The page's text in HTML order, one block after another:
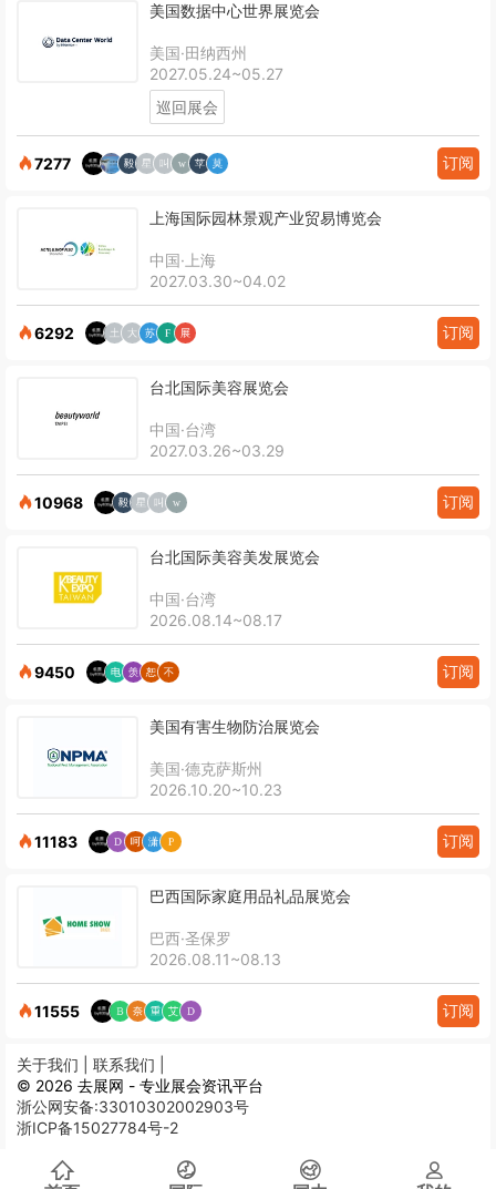
美国数据中心世界展览会
美国·田纳西州
2027.05.24~05.27
巡回展会
7277 订阅
上海国际园林景观产业贸易博览会
中国·上海
2027.03.30~04.02
6292 订阅
台北国际美容展览会
中国·台湾
2027.03.26~03.29
10968 订阅
台北国际美容美发展览会
中国·台湾
2026.08.14~08.17
9450 订阅
美国有害生物防治展览会
美国·德克萨斯州
2026.10.20~10.23
11183 订阅
巴西国际家庭用品礼品展览会
巴西·圣保罗
2026.08.11~08.13
11555 订阅
关于我们 | 联系我们 |
© 2026 去展网 - 专业展会资讯平台
浙公网安备:33010302002903号
浙ICP备15027784号-2